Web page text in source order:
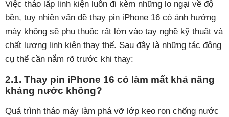
Việc tháo lắp linh kiện luôn đi kèm những lo ngại về độ
bền, tuy nhiên vấn đề thay pin iPhone 16 có ảnh hưởng
máy không sẽ phụ thuộc rất lớn vào tay nghề kỹ thuật và
chất lượng linh kiện thay thế. Sau đây là những tác động
cụ thể cần nắm rõ trước khi thay:
2.1. Thay pin iPhone 16 có làm mất khả năng
kháng nước không?
Quá trình tháo máy làm phá vỡ lớp keo ron chống nước